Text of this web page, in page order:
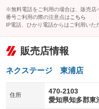
※無料電話をご利用の場合は、販売店
番号ご利用の際の注意点は こちら
IP電話、ひかり電話からはご利用いた
販売店情報
ネクステージ 東浦店
住所
470-2103
愛知県知多郡東